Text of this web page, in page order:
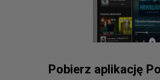
Pobierz aplikację